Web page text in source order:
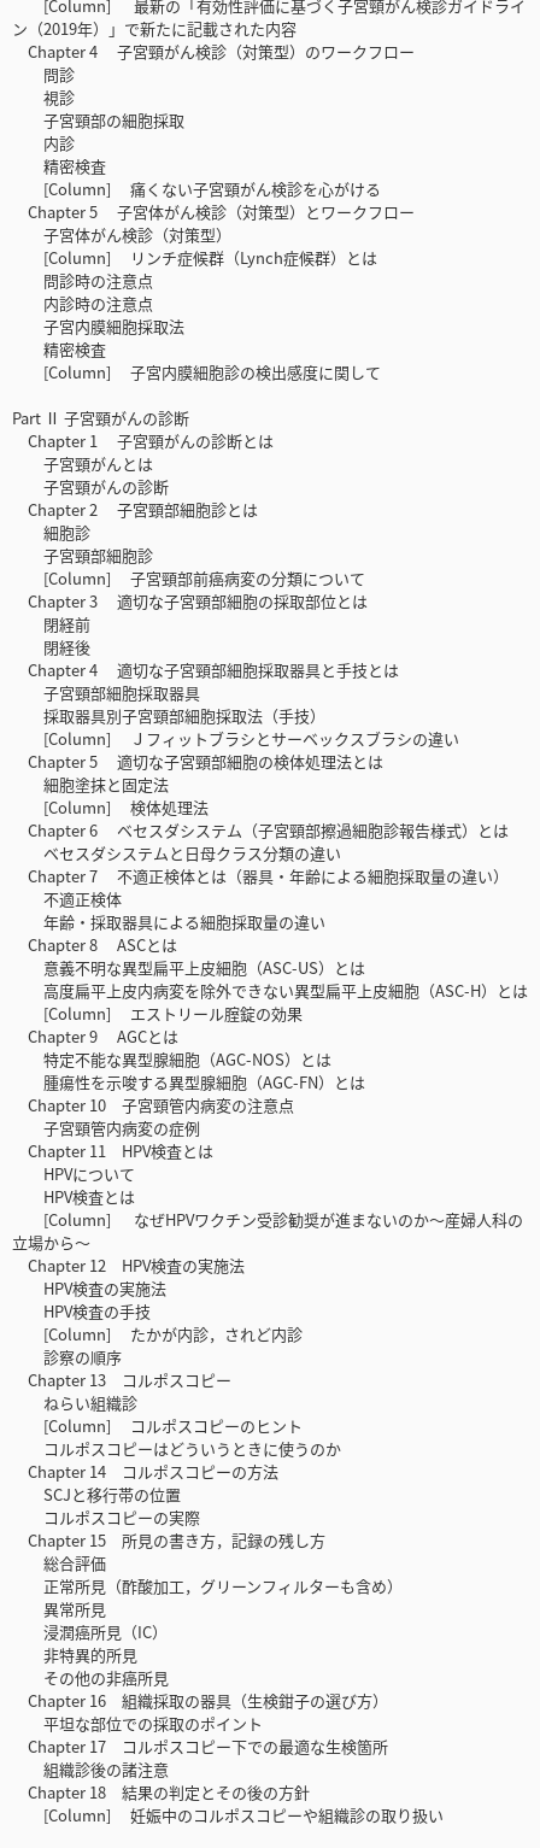
[Column] 最新の「有効性評価に基づく子宮頸がん検診ガイドライ
ン（2019年）」で新たに記載された内容
Chapter 4 子宮頸がん検診（対策型）のワークフロー
問診
視診
子宮頸部の細胞採取
内診
精密検査
[Column] 痛くない子宮頸がん検診を心がける
Chapter 5 子宮体がん検診（対策型）とワークフロー
子宮体がん検診（対策型）
[Column] リンチ症候群（Lynch症候群）とは
問診時の注意点
内診時の注意点
子宮内膜細胞採取法
精密検査
[Column] 子宮内膜細胞診の検出感度に関して
Part Ⅱ 子宮頸がんの診断
Chapter 1 子宮頸がんの診断とは
子宮頸がんとは
子宮頸がんの診断
Chapter 2 子宮頸部細胞診とは
細胞診
子宮頸部細胞診
[Column] 子宮頸部前癌病変の分類について
Chapter 3 適切な子宮頸部細胞の採取部位とは
閉経前
閉経後
Chapter 4 適切な子宮頸部細胞採取器具と手技とは
子宮頸部細胞採取器具
採取器具別子宮頸部細胞採取法（手技）
[Column] Ｊフィットブラシとサーベックスブラシの違い
Chapter 5 適切な子宮頸部細胞の検体処理法とは
細胞塗抹と固定法
[Column] 検体処理法
Chapter 6 ベセスダシステム（子宮頸部擦過細胞診報告様式）とは
ベセスダシステムと日母クラス分類の違い
Chapter 7 不適正検体とは（器具・年齢による細胞採取量の違い）
不適正検体
年齢・採取器具による細胞採取量の違い
Chapter 8 ASCとは
意義不明な異型扁平上皮細胞（ASC-US）とは
高度扁平上皮内病変を除外できない異型扁平上皮細胞（ASC-H）とは
[Column] エストリール腟錠の効果
Chapter 9 AGCとは
特定不能な異型腺細胞（AGC-NOS）とは
腫瘍性を示唆する異型腺細胞（AGC-FN）とは
Chapter 10 子宮頸管内病変の注意点
子宮頸管内病変の症例
Chapter 11 HPV検査とは
HPVについて
HPV検査とは
[Column] なぜHPVワクチン受診勧奨が進まないのか～産婦人科の
立場から～
Chapter 12 HPV検査の実施法
HPV検査の実施法
HPV検査の手技
[Column] たかが内診，されど内診
診察の順序
Chapter 13 コルポスコピー
ねらい組織診
[Column] コルポスコピーのヒント
コルポスコピーはどういうときに使うのか
Chapter 14 コルポスコピーの方法
SCJと移行帯の位置
コルポスコピーの実際
Chapter 15 所見の書き方，記録の残し方
総合評価
正常所見（酢酸加工，グリーンフィルターも含め）
異常所見
浸潤癌所見（IC）
非特異的所見
その他の非癌所見
Chapter 16 組織採取の器具（生検鉗子の選び方）
平坦な部位での採取のポイント
Chapter 17 コルポスコピー下での最適な生検箇所
組織診後の諸注意
Chapter 18 結果の判定とその後の方針
[Column] 妊娠中のコルポスコピーや組織診の取り扱い